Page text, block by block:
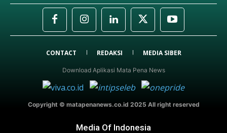
CONTACT REDAKSI MEDIA SIBER
Download Aplikasi Mata Pena News
Copyright © matapenanews.co.id 2025 All right reserved
Media Of Indonesia